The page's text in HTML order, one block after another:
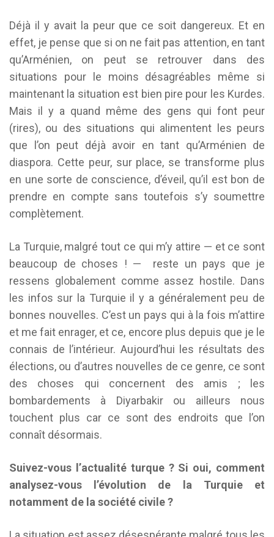
Déjà il y avait la peur que ce soit dangereux. Et en
effet, je pense que si on ne fait pas attention, en tant
qu’Arménien, on peut se retrouver dans des
situations pour le moins désagréables même si
maintenant la situation est bien pire pour les Kurdes.
Mais il y a quand même des gens qui font peur
(rires), ou des situations qui alimentent les peurs
que l’on peut déjà avoir en tant qu’Arménien de
diaspora. Cette peur, sur place, se transforme plus
en une sorte de conscience, d’éveil, qu’il est bon de
prendre en compte sans toutefois s’y soumettre
complètement.
La Turquie, malgré tout ce qui m’y attire — et ce sont
beaucoup de choses ! — reste un pays que je
ressens globalement comme assez hostile. Dans
les infos sur la Turquie il y a généralement peu de
bonnes nouvelles. C’est un pays qui à la fois m’attire
et me fait enrager, et ce, encore plus depuis que je le
connais de l’intérieur. Aujourd’hui les résultats des
élections, ou d’autres nouvelles de ce genre, ce sont
des choses qui concernent des amis ; les
bombardements à Diyarbakir ou ailleurs nous
touchent plus car ce sont des endroits que l’on
connaît désormais.
Suivez-vous l’actualité turque ? Si oui, comment
analysez-vous l’évolution de la Turquie et
notamment de la société civile ?